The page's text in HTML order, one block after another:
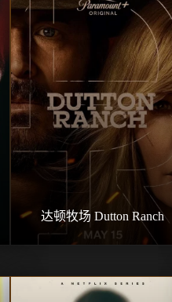
达顿牧场 Dutton Ranch